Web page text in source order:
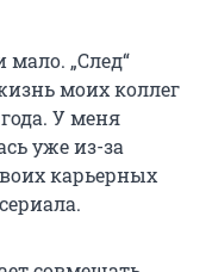
„След“
моих коллег
У меня
уже из-за
карьерных